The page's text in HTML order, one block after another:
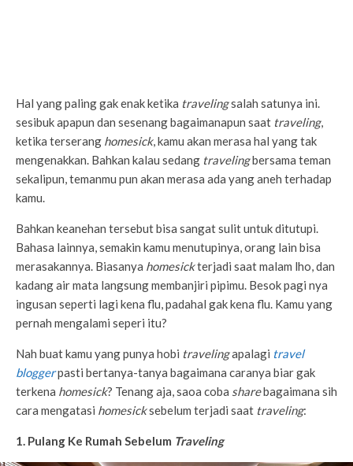
Hal yang paling gak enak ketika travelingsalah satunya ini.
sesibuk apapun dan sesenang bagaimanapun saat traveling,
ketika terserang homesick, kamu akan merasa hal yang tak
mengenakkan. Bahkan kalau sedang travelingbersama teman
sekalipun, temanmu pun akan merasa ada yang aneh terhadap
kamu.
Bahkan keanehan tersebut bisa sangat sulit untuk ditutupi.
Bahasa lainnya, semakin kamu menutupinya, orang lain bisa
merasakannya. Biasanya homesickterjadi saat malam lho, dan
kadang air mata langsung membanjiri pipimu. Besok pagi nya
ingusan seperti lagi kena flu, padahal gak kena flu. Kamu yang
pernah mengalami seperi itu?
Nah buat kamu yang punya hobi travelingapalagi travel
bloggerpasti bertanya-tanya bagaimana caranya biar gak
terkena homesick? Tenang aja, saoa coba sharebagaimana sih
cara mengatasi homesicksebelum terjadi saat traveling:
1. Pulang Ke Rumah Sebelum Traveling